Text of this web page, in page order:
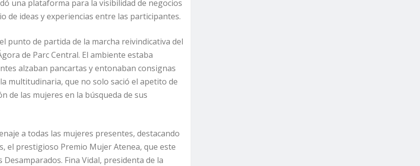
una plataforma para la visibilidad de negocios
ideas y experiencias entre las participantes.
punto de partida de la marcha reivindicativa del
de Parc Central. El ambiente estaba
alzaban pancartas y entonaban consignas
multitudinaria, que no solo sació el apetito de
de las mujeres en la búsqueda de sus
a todas las mujeres presentes, destacando
el prestigioso Premio Mujer Atenea, que este
Fina Vidal, presidenta de la